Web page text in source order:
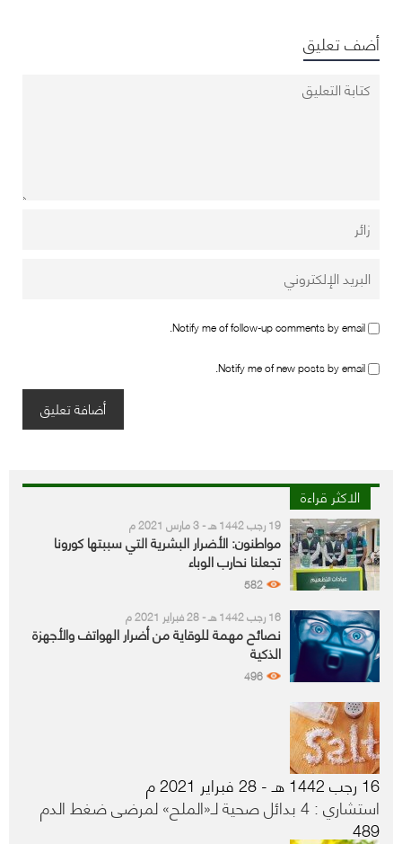
أضف تعليق
Notify me of follow-up comments by email.
Notify me of new posts by email.
الاكثر قراءة
19 رجب 1442 هـ - 3 مارس 2021 م
مواطنون: الأضرار البشرية التي سببتها كورونا
تجعلنا نحارب الوباء
582
16 رجب 1442 هـ - 28 فبراير 2021 م
نصائح مهمة للوقاية من أضرار الهواتف والأجهزة
الذكية
496
16 رجب 1442 هـ - 28 فبراير 2021 م
استشاري : 4 بدائل صحية لـ«الملح» لمرضى ضغط الدم
489